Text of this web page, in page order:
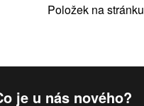
Položek na stránku
je u nás nového?